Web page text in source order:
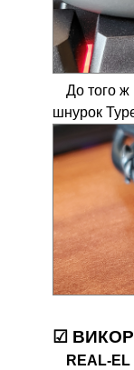
До того ж
шнурок
☑
REAL-EL